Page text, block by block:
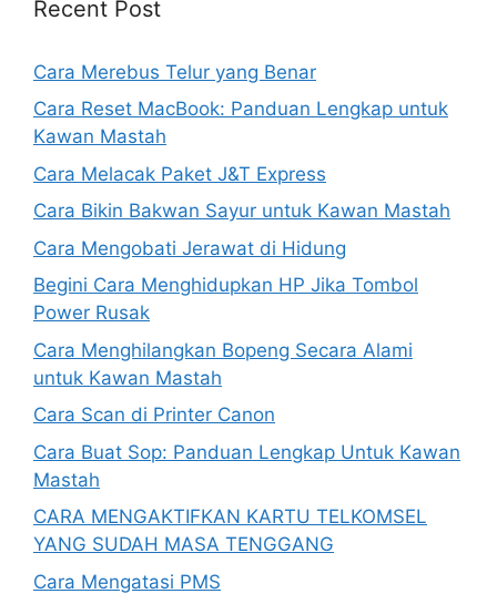
Recent Post
Cara Merebus Telur yang Benar
Cara Reset MacBook: Panduan Lengkap untuk
Kawan Mastah
Cara Melacak Paket J&T Express
Cara Bikin Bakwan Sayur untuk Kawan Mastah
Cara Mengobati Jerawat di Hidung
Begini Cara Menghidupkan HP Jika Tombol
Power Rusak
Cara Menghilangkan Bopeng Secara Alami
untuk Kawan Mastah
Cara Scan di Printer Canon
Cara Buat Sop: Panduan Lengkap Untuk Kawan
Mastah
CARA MENGAKTIFKAN KARTU TELKOMSEL
YANG SUDAH MASA TENGGANG
Cara Mengatasi PMS